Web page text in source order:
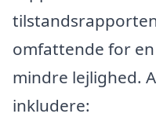
omfattende for
mindre lejlighed.
inkludere: